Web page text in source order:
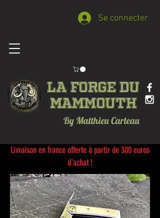
La forge du
Mammouth
By Matthieu Carteau
Se connecter
Livraison en france offerte à partir de 300 euros
d'achat !